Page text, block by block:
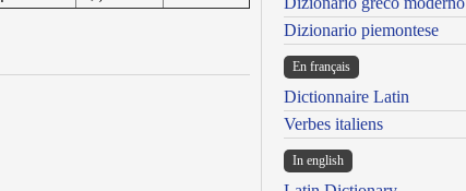
Dizionario piemontese
En français
Dictionnaire Latin
Verbes italiens
In english